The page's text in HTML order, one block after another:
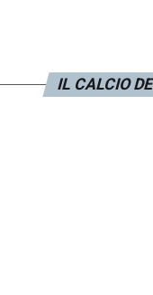
IL CALCIO